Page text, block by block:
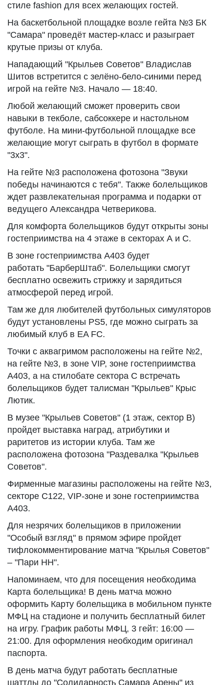
стиле fashion для всех желающих гостей.
На баскетбольной площадке возле гейта №3 БК
"Самара" проведёт мастер-класс и разыграет
крутые призы от клуба.
Нападающий "Крыльев Советов" Владислав
Шитов встретится с зелёно-бело-синими перед
игрой на гейте №3. Начало — 18:40.
Любой желающий сможет проверить свои
навыки в текболе, сабсоккере и настольном
футболе. На мини-футбольной площадке все
желающие могут сыграть в футбол в формате
"3х3".
На гейте №3 расположена фотозона "Звуки
победы начинаются с тебя". Также болельщиков
ждет развлекательная программа и подарки от
ведущего Александра Четверикова.
Для комфорта болельщиков будут открыты зоны
гостеприимства на 4 этаже в секторах А и С.
В зоне гостеприимства А403 будет
работать "БарберШтаб". Болельщики смогут
бесплатно освежить стрижку и зарядиться
атмосферой перед игрой.
Там же для любителей футбольных симуляторов
будут установлены PS5, где можно сыграть за
любимый клуб в EA FC.
Точки с аквагримом расположены на гейте №2,
на гейте №3, в зоне VIP, зоне гостеприимства
А403, а на стилобате сектора С встречать
болельщиков будет талисман "Крыльев" Крыс
Лютик.
В музее "Крыльев Советов" (1 этаж, сектор В)
пройдет выставка наград, атрибутики и
раритетов из истории клуба. Там же
расположена фотозона "Раздевалка "Крыльев
Советов".
Фирменные магазины расположены на гейте №3,
секторе С122, VIP-зоне и зоне гостеприимства
А403.
Для незрячих болельщиков в приложении
"Особый взгляд" в прямом эфире пройдет
тифлокомментирование матча "Крылья Советов"
– "Пари НН".
Напоминаем, что для посещения необходима
Карта болельщика! В день матча можно
оформить Карту болельщика в мобильном пункте
МФЦ на стадионе и получить бесплатный билет
на игру. График работы МФЦ, 3 гейт: 16:00 —
21:00. Для оформления необходим оригинал
паспорта.
В день матча будут работать бесплатные
шаттлы до "Солидарность Самара Арены" из